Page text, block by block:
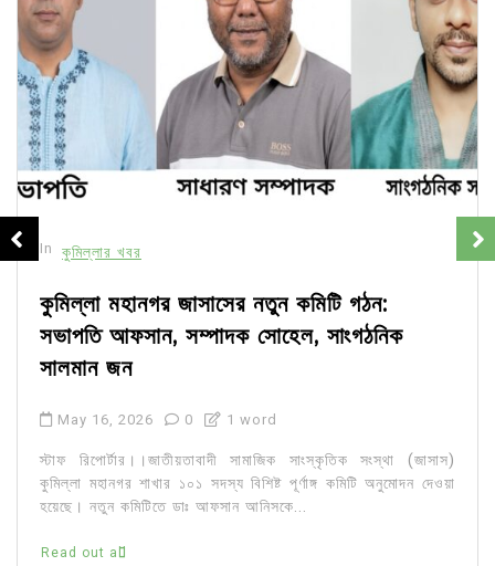
In কুমিল্লার খবর
কুমিল্লা মহানগর জাসাসের নতুন কমিটি গঠন:
সভাপতি আফসান, সম্পাদক সোহেল, সাংগঠনিক
সালমান জন
May 16, 2026 0 1 word
স্টাফ রিপোর্টার।।জাতীয়তাবাদী সামাজিক সাংস্কৃতিক সংস্থা (জাসাস)
কুমিল্লা মহানগর শাখার ১০১ সদস্য বিশিষ্ট পূর্ণাঙ্গ কমিটি অনুমোদন দেওয়া
হয়েছে। নতুন কমিটিতে ডাঃ আফসান আনিসকে...
Read out all